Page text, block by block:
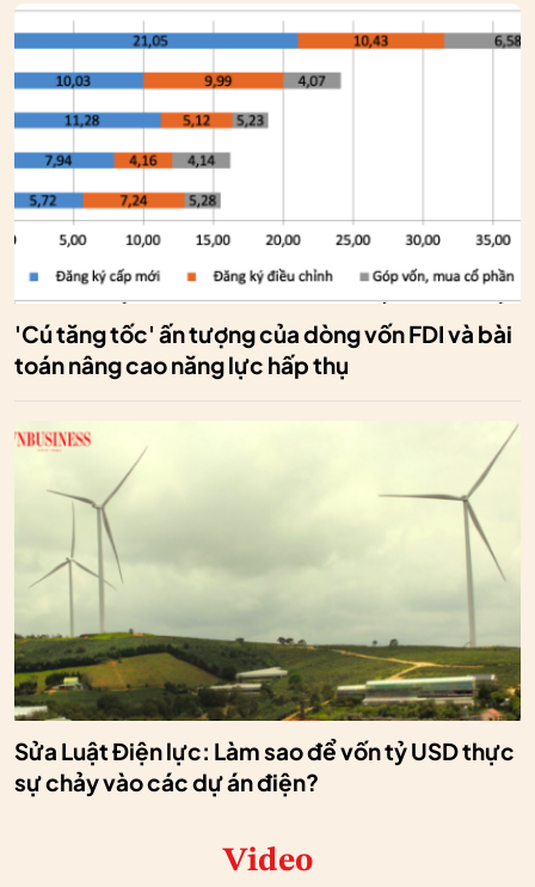
'Cú tăng tốc' ấn tượng của dòng vốn FDI và bài
toán nâng cao năng lực hấp thụ
Sửa Luật Điện lực: Làm sao để vốn tỷ USD thực
sự chảy vào các dự án điện?
Video